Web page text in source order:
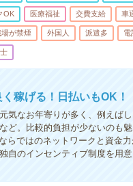
OK 医療福祉 交費支給 車
場が禁煙 外国人 派遣多 電
稼げる！日払いもOK！
なお年寄りが多く、例えば
ど。比較的負担が少ないのも
ではのネットワークと資金力
自のインセンティブ制度を用